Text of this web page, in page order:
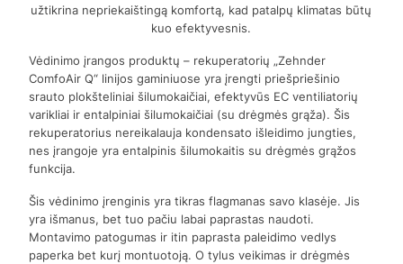
užtikrina nepriekaištingą komfortą, kad patalpų klimatas būtų
kuo efektyvesnis.
Vėdinimo įrangos produktų – rekuperatorių „Zehnder
ComfoAir Q“ linijos gaminiuose yra įrengti priešpriešinio
srauto plokšteliniai šilumokaičiai, efektyvūs EC ventiliatorių
varikliai ir entalpiniai šilumokaičiai (su drėgmės grąža). Šis
rekuperatorius nereikalauja kondensato išleidimo jungties,
nes įrangoje yra entalpinis šilumokaitis su drėgmės grąžos
funkcija.
Šis vėdinimo įrenginis yra tikras flagmanas savo klasėje. Jis
yra išmanus, bet tuo pačiu labai paprastas naudoti.
Montavimo patogumas ir itin paprasta paleidimo vedlys
paperka bet kurį montuotoją. O tylus veikimas ir drėgmės